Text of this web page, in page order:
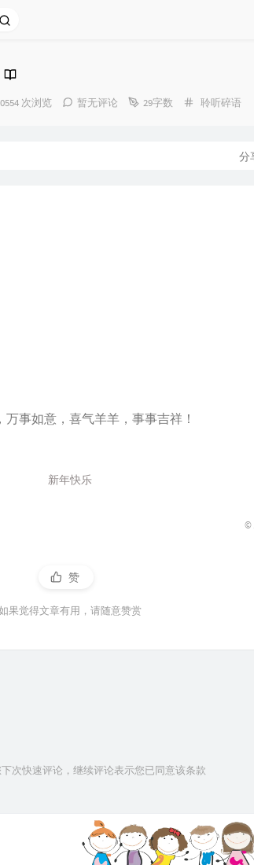
次浏览 暂无评论 29字数
分
聆听碎语
分
事如意，喜气羊羊，事事吉祥！
新年快乐
©
赞
果觉得文章有用，请随意赞赏
次快速评论，继续评论表示您已同意该条款